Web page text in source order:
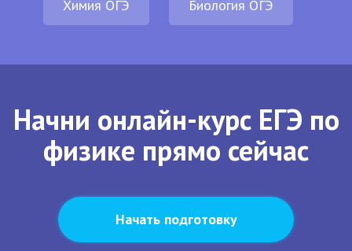
Химия ОГЭ Биология ОГЭ
Начни онлайн-курс ЕГЭ по
физике прямо сейчас
Начать подготовку